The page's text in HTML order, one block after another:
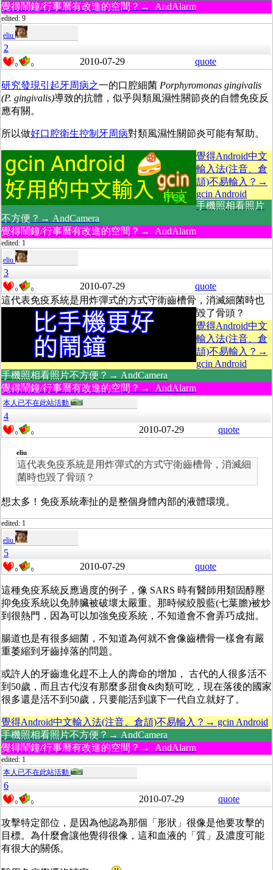
覺得鬧鐘/行事曆有改進的空間？→ AndAlarm
edited: 9
eliu
2
0 0 2010-07-29 quote
研究發現引起牙周病之一的口腔細菌 Porphyromonas gingivalis
(P. gingivalis)導致的抗體，似乎與類風濕性關節炎的自體免疫反
應有關。
所以做好口腔衛生控制牙周病對類風濕性關節炎可能有幫助。
覺得Android中文
輸入法(注音、倉
頡)不易輸入？→
gcin Android
手機照相看照片
不方便？→ AndCamera
覺得鬧鐘/行事曆有改進的空間？→ AndAlarm
edited: 1
eliu
3
0 0 2010-07-29
quote
這代表免疫系統是用炸彈式的方式守衛齒槽骨，消滅細菌時也
毀了骨頭？
覺得Android中文
輸入法(注音、倉
頡)不易輸入？→
gcin Android
手機照相看照片不方便？→ AndCamera
覺得鬧鐘/行事曆有改進的空間？→ AndAlarm
本人已不在此站活動
4
0 0 2010-07-29 quote
eliu
這代表免疫系統是用炸彈式的方式守衛齒槽骨，消滅細
菌時也毀了骨頭？
想太多！免疫系統牽扯的是整個身體內部的液體環境。
edited: 1
eliu
5
0 0 2010-07-29 quote
這種免疫系統反應過度的例子，像 SARS 時有醫師用類固醇壓
抑免疫系統以免肺臟被破壞太嚴重。那時候絞股藍(七葉膽)被炒
到很熱門，因為可以加強免疫系統，不知道會不會弄巧成拙。
腸道也是有很多細菌，不知道為何就不會像齒槽骨一樣會有嚴
重萎縮到牙齒掉落的問題。
或許人的牙齒進化趕不上人的壽命的增加， 古代的人很多活不
到50歲，而且古代沒有那麼多甜食&肉類可吃，現在落後的國家
很多還是活不到50歲，只要能活到讓下一代自立就好了。
覺得Android中文輸入法(注音、倉頡)不易輸入？→ gcin Android
手機照相看照片不方便？→ AndCamera
覺得鬧鐘/行事曆有改進的空間？→ AndAlarm
edited: 1
本人已不在此站活動
6
0 0 2010-07-29 quote
攻擊特定部位，是因為他認為那個「形狀」很像是他要攻擊的
目標。為什麼會讓他覺得很像，這和血液的「質」及濃度可能
有很大的關係。